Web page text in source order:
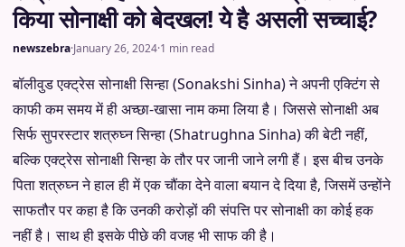
किया सोनाक्षी को बेदखल! ये है असली सच्चाई?
newszebra·January 26, 2024·1 min read
बॉलीवुड एक्ट्रेस सोनाक्षी सिन्हा (Sonakshi Sinha) ने अपनी एक्टिंग से
काफी कम समय में ही अच्छा-खासा नाम कमा लिया है। जिससे सोनाक्षी अब
सिर्फ सुपरस्टार शत्रुघ्न सिन्हा (Shatrughna Sinha) की बेटी नहीं,
बल्कि एक्ट्रेस सोनाक्षी सिन्हा के तौर पर जानी जाने लगी हैं। इस बीच उनके
पिता शत्रुघ्न ने हाल ही में एक चौंका देने वाला बयान दे दिया है, जिसमें उन्होंने
साफतौर पर कहा है कि उनकी करोड़ों की संपत्ति पर सोनाक्षी का कोई हक
नहीं है। साथ ही इसके पीछे की वजह भी साफ की है।